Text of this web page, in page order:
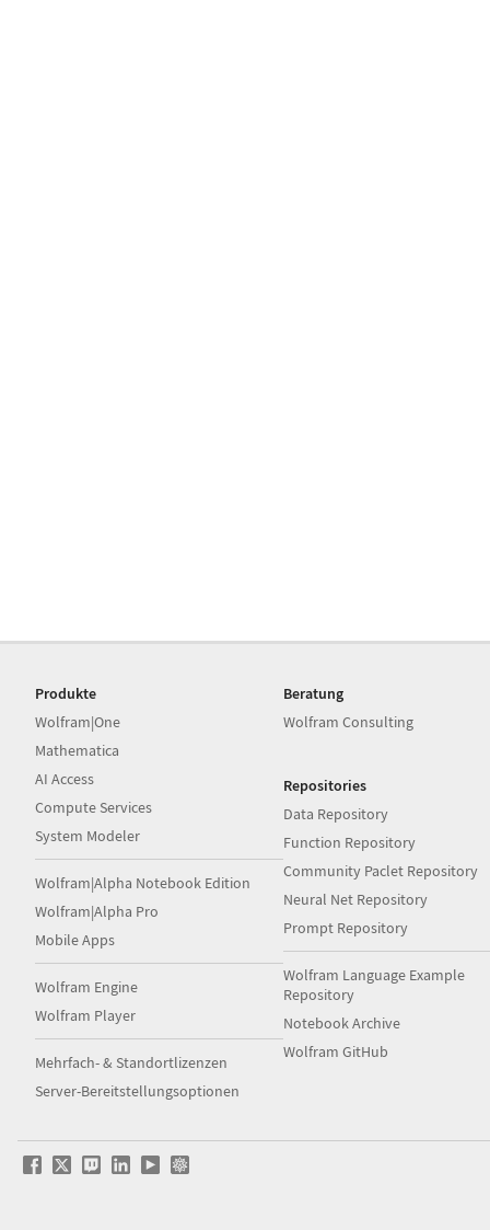
Produkte
Wolfram|One
Mathematica
AI Access
Compute Services
System Modeler
Wolfram|Alpha Notebook Edition
Wolfram|Alpha Pro
Mobile Apps
Wolfram Engine
Wolfram Player
Mehrfach- & Standortlizenzen
Server-Bereitstellungsoptionen
Beratung
Wolfram Consulting
Repositories
Data Repository
Function Repository
Community Paclet Repository
Neural Net Repository
Prompt Repository
Wolfram Language Example
Repository
Notebook Archive
Wolfram GitHub